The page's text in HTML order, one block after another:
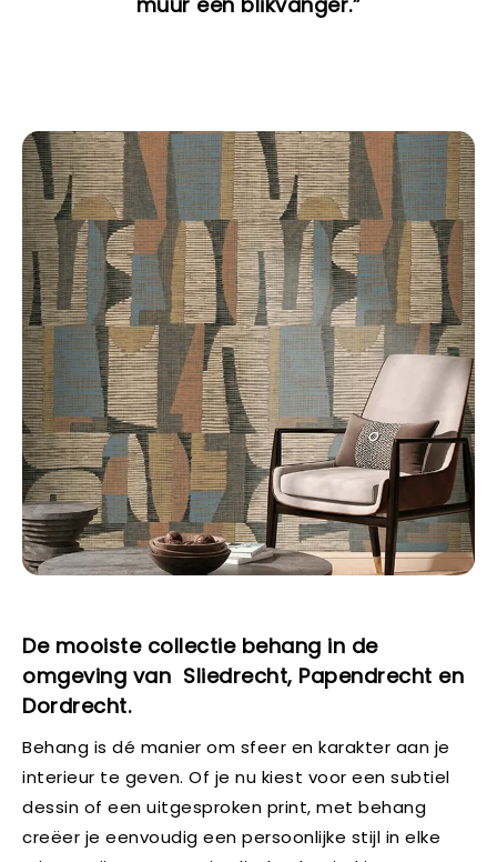
De mooiste collectie behang in de
omgeving van Sliedrecht, Papendrecht en
Dordrecht.
Behang is dé manier om sfeer en karakter aan je
interieur te geven. Of je nu kiest voor een subtiel
dessin of een uitgesproken print, met behang
creëer je eenvoudig een persoonlijke stijl in elke